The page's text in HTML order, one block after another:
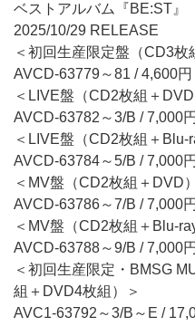
ベストアルバム『BE:ST』
2025/10/29 RELEASE
＜初回生産限定盤（CD3枚
AVCD-63779～81 / 4,600円
＜LIVE盤（CD2枚組＋DVD
AVCD-63782～3/B / 7,000
＜LIVE盤（CD2枚組＋Blu-
AVCD-63784～5/B / 7,000
＜MV盤（CD2枚組＋DVD
AVCD-63786～7/B / 7,000
＜MV盤（CD2枚組＋Blu-
AVCD-63788～9/B / 7,000
＜初回生産限定・BMSG
組＋DVD4枚組）＞
AVC1-63792～3/B～E /